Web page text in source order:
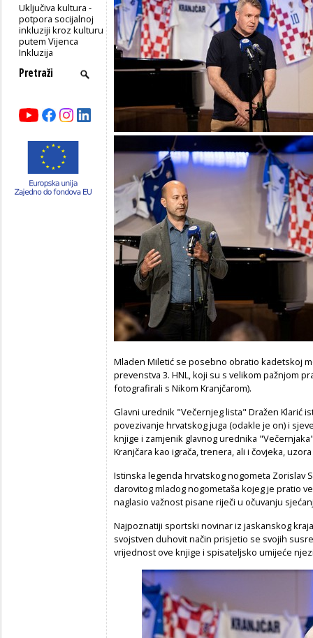
Uključiva kultura -
potpora socijalnoj
inkluziji kroz kulturu
putem Vijenca
Inkluzija
Mladen Miletić se posebno obratio kadetskoj
prevenstva 3. HNL, koji su s velikom pažnjom
fotografirali s Nikom Kranjčarom).
Glavni urednik "Večernjeg lista" Dražen Klarić
povezivanje hrvatskog juga (odakle je on) i
knjige i zamjenik glavnog urednika
Kranjčara kao igrača, trenera, ali i čovjeka,
Istinska legenda hrvatskog nogometa Zorislav
darovitog mladog nogometaša kojeg je pratio
naglasio važnost pisane riječi u očuvanju
Najpoznatiji sportski novinar iz jaskanskog
svojstven duhovit način prisjetio se svojih
vrijednost ove knjige i spisateljsko umijeće